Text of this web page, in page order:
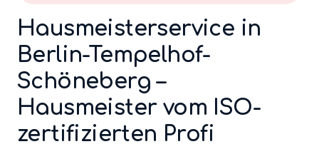
Hausmeisterservice in
Berlin-Tempelhof-
Schöneberg –
Hausmeistervom ISO-
zertifizierten Profi